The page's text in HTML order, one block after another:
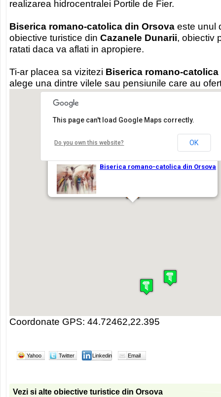
realizarea hidrocentralei Portile de Fier.
Biserica romano-catolica din Orsova este unul
obiective turistice din Cazanele Dunarii, obiectiv
ratati daca va aflati in apropiere.
Ti-ar placea sa vizitezi Biserica romano-
alege una dintre vilele sau pensiunile care au
Coordonate GPS: 44.72462,22.395
Yahoo Twitter Linkedin Email
Vezi si alte obiective turistice din Orsova